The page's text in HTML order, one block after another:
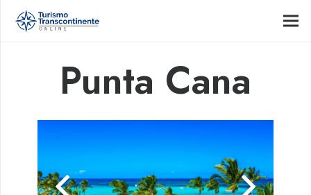
Punta Cana